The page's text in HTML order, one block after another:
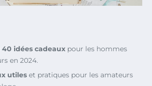
40 idées cadeaux pour les hommes
en 2024.
utiles et pratiques pour les amateurs